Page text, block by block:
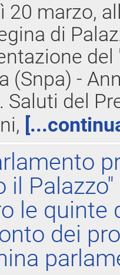
20 marzo,
di
(Snpa) -
Saluti del
il Palazzo"
le quinte
dei